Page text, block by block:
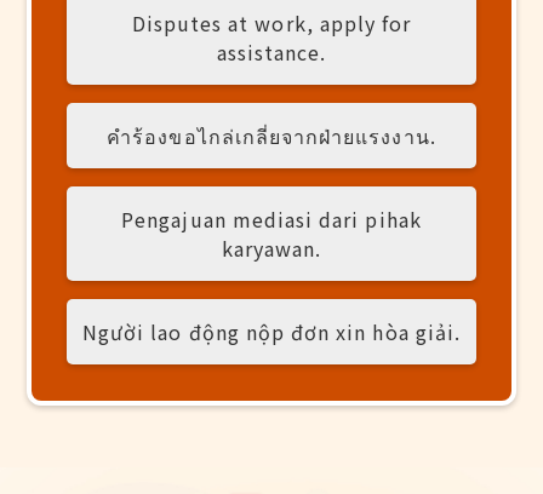
Disputes at work, apply for
assistance.
คำร้องขอไกล่เกลี่ยจากฝ่ายแรงงาน.
Pengajuan mediasi dari pihak
karyawan.
Người lao động nộp đơn xin hòa giải.